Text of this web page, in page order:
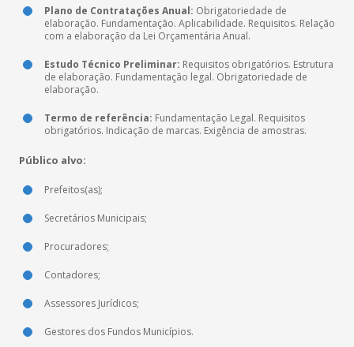
Plano de Contratações Anual: Obrigatoriedade de
elaboração. Fundamentação. Aplicabilidade. Requisitos. Relação
com a elaboração da Lei Orçamentária Anual.
Estudo Técnico Preliminar: Requisitos obrigatórios. Estrutura
de elaboração. Fundamentação legal. Obrigatoriedade de
elaboração.
Termo de referência: Fundamentação Legal. Requisitos
obrigatórios. Indicação de marcas. Exigência de amostras.
Público alvo:
Prefeitos(as);
Secretários Municipais;
Procuradores;
Contadores;
Assessores Jurídicos;
Gestores dos Fundos Municípios.